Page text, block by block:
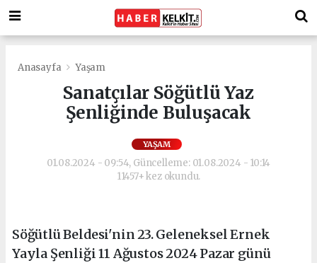
Anasayfa Yaşam
Sanatçılar Söğütlü Yaz
Şenliğinde Buluşacak
YAŞAM
01.08.2024 - 09:54, Güncelleme: 01.08.2024 - 10:14
11457+ kez okundu.
Söğütlü Beldesi'nin 23. Geleneksel Ernek
Yayla Şenliği 11 Ağustos 2024 Pazar günü